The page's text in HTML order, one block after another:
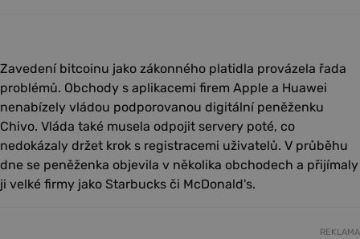
Zavedení bitcoinu jako zákonného platidla provázela řada
problémů. Obchody s aplikacemi firem Apple a Huawei
nenabízely vládou podporovanou digitální peněženku
Chivo. Vláda také musela odpojit servery poté, co
nedokázaly držet krok s registracemi uživatelů. V průběhu
dne se peněženka objevila v několika obchodech a přijímaly
ji velké firmy jako Starbucks či McDonald's.
REKLAMA